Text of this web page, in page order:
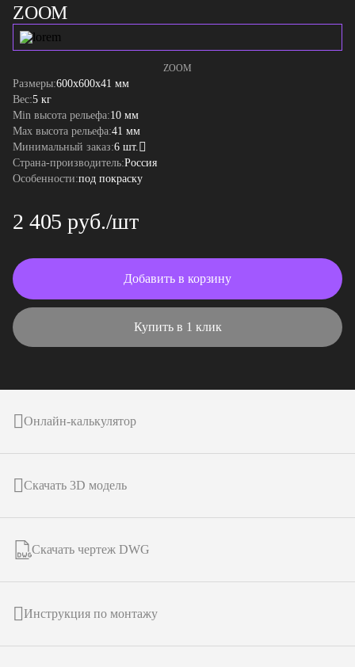
ZOOM
ZOOM
Размеры:600x600x41 мм
Вес:5 кг
Min высота рельефа:10 мм
Max высота рельефа:41 мм
Минимальный заказ:6 шт.
Страна-производитель:Россия
Особенности:под покраску
2 405 руб./шт
Добавить в корзину
Купить в 1 клик
Онлайн-калькулятор
Скачать 3D модель
Скачать чертеж DWG
Инструкция по монтажу